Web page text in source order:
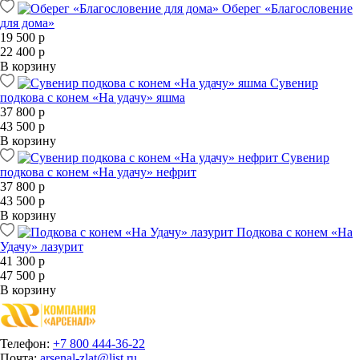
Оберег «Благословение
для дома»
19 500 р
22 400 р
В корзину
Сувенир
подкова с конем «На удачу» яшма
37 800 р
43 500 р
В корзину
Сувенир
подкова с конем «На удачу» нефрит
37 800 р
43 500 р
В корзину
Подкова с конем «На
Удачу» лазурит
41 300 р
47 500 р
В корзину
Телефон: +7 800 444-36-22